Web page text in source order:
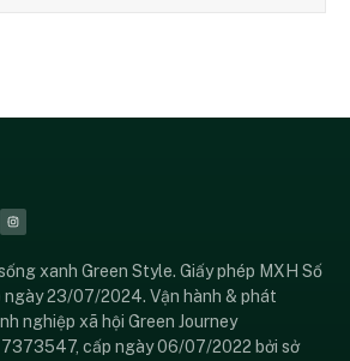
xanh Green Style. Giấy phép MXH Số
ngày 23/07/2024. Vận hành & phát
nghiệp xã hội Green Journey
cấp ngày 06/07/2022 bởi sở